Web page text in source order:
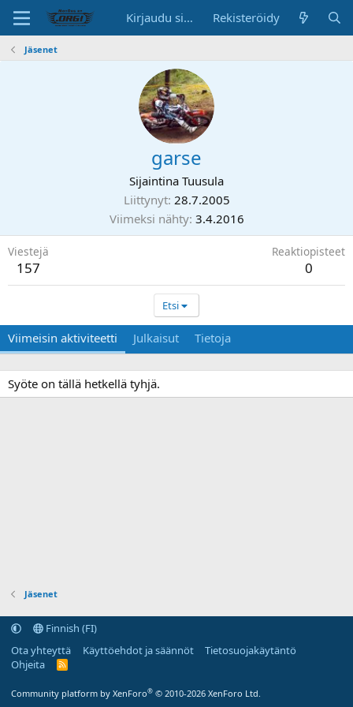
Kirjaudu sisään Rekisteröidy
Jäsenet
garse
Sijaintina Tuusula
Liittynyt 28.7.2005
Viimeksi nähty 3.4.2016
Viestejä
157
Reaktiopisteet
0
Etsi
Viimeisin aktiviteetti Julkaisut Tietoja
Syöte on tällä hetkellä tyhjä.
Jäsenet
Finnish (FI)
Ota yhteyttä
Käyttöehdot ja säännöt
Tietosuojakäytäntö
Ohjeita
R
Community platform by XenForo® © 2010-2026 XenForo Ltd.